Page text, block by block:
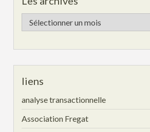
Les
archives
liens
analyse transactionnelle
Association Fregat